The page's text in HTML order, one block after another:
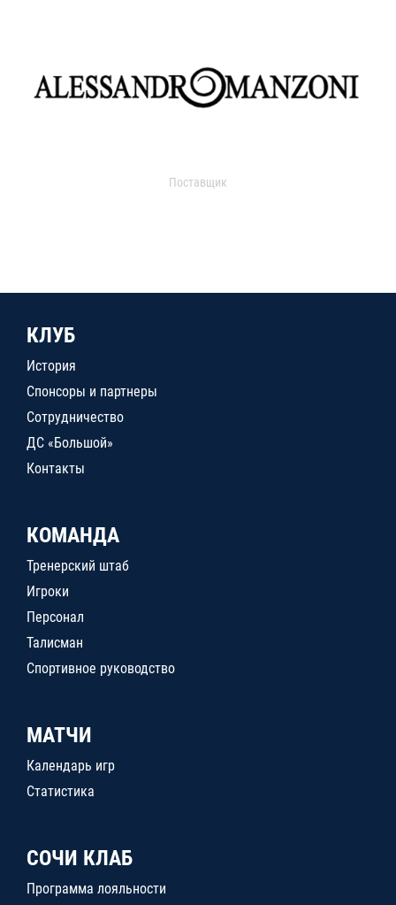
Поставщик
КЛУБ
История
Спонсоры и партнеры
Сотрудничество
ДС «Большой»
Контакты
КОМАНДА
Тренерский штаб
Игроки
Персонал
Талисман
Спортивное руководство
МАТЧИ
Календарь игр
Статистика
СОЧИ КЛАБ
Программа лояльности